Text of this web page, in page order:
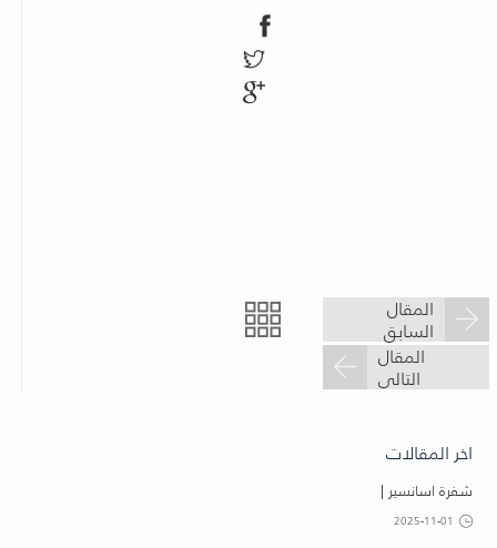
المقال
السابق
المقال
التالى
اخر المقالات
شفرة اسانسير |
2025-11-01